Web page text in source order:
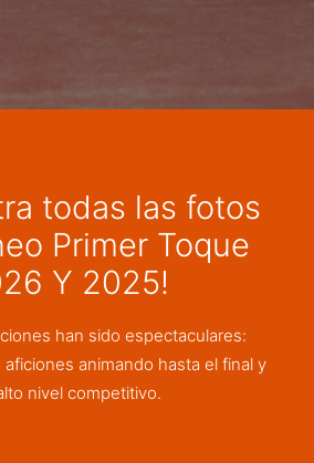
todas las fotos
Primer Toque
Y 2025!
han sido espectaculares:
animando hasta el final y
nivel competitivo.